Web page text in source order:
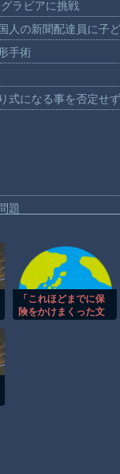
ラビアに挑戦
の新聞配達員に子
手術
式になる事を否定せ
題
ックと衝突したドラ
の様子が(((ﾟДﾟ)))
攻させるおそロシア
なんと全巻100円ｗ
もう合葬墓ばかり
ｗｗ
「これほどまでに保
険をかけまくった文